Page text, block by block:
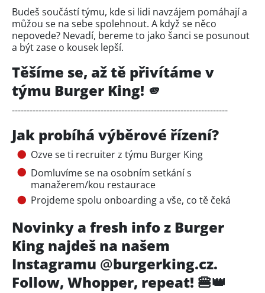
Budeš součástí týmu, kde si lidi navzájem pomáhají a
můžou se na sebe spolehnout. A když se něco
nepovede? Nevadí, bereme to jako šanci se posunout
a být zase o kousek lepší.
Těšíme se, až tě přivítáme v
týmu Burger King! 🫵
-------------------------------------------------------------------------
Jak probíhá výběrové řízení?
Ozve se ti recruiter z týmu Burger King
Domluvíme se na osobním setkání s
manažerem/kou restaurace
Projdeme spolu onboarding a vše, co tě čeká
Novinky a fresh info z Burger
King najdeš na našem
Instagramu @burgerking.cz.
Follow, Whopper, repeat! 🍔👑